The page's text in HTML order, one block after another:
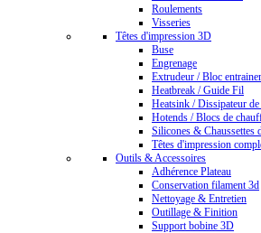
Roulements
Visseries
Têtes d'impression 3D
Buse
Engrenage
Extrudeur / Bloc
Heatbreak / Guide Fil
Heatsink / Dissipateur de
Hotends / Blocs de
Silicones & Chaussettes
Têtes d'impression
Outils & Accessoires
Adhérence Plateau
Conservation filament 3d
Nettoyage & Entretien
Outillage & Finition
Support bobine 3D